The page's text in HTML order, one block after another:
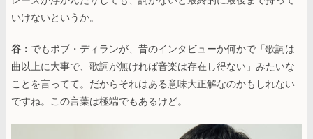
いけないというか。
谷： でもボブ・ディランが、昔のインタビューか何かで「歌詞は
曲以上に大事で、歌詞が無ければ音楽は存在し得ない」みたいな
ことを言ってて。だからそれはある意味大正解なのかもしれない
ですね。この言葉は極端でもあるけど。